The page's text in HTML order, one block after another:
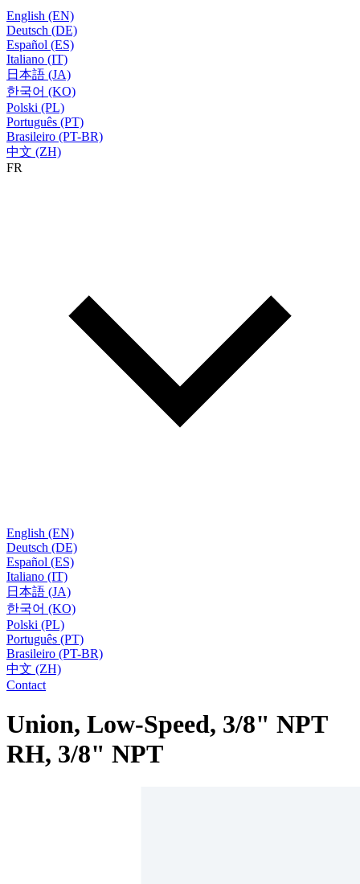
English (EN)
Deutsch (DE)
Español (ES)
Italiano (IT)
日本語 (JA)
한국어 (KO)
Polski (PL)
Português (PT)
Brasileiro (PT-BR)
中文 (ZH)
FR
English (EN)
Deutsch (DE)
Español (ES)
Italiano (IT)
日本語 (JA)
한국어 (KO)
Polski (PL)
Português (PT)
Brasileiro (PT-BR)
中文 (ZH)
Contact
Union, Low-Speed, 3/8" NPT
RH, 3/8" NPT